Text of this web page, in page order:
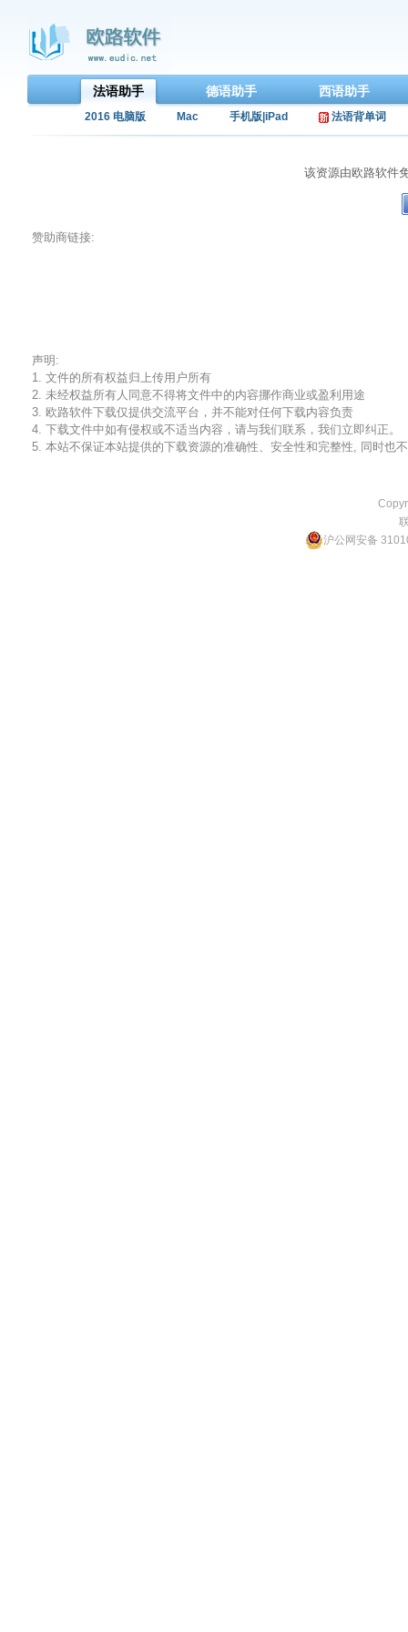
法语助手 德语助手 西语助手
2016 电脑版 Mac 手机版|iPad 法语背单词
该资源由欧路软件
赞助商链接:
声明:
1. 文件的所有权益归上传用户所有
2. 未经权益所有人同意不得将文件中的内容挪作商业或盈利用途
3. 欧路软件下载仅提供交流平台，并不能对任何下载内容负责
4. 下载文件中如有侵权或不适当内容，请与我们联系，我们立即纠正。
5. 本站不保证本站提供的下载资源的准确性、安全性和完整性, 同时也
沪公网安备